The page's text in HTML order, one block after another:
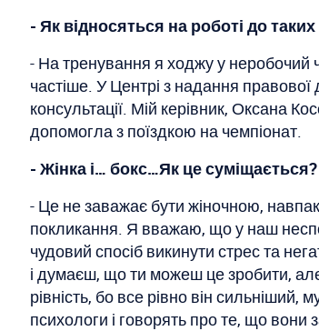
- Як відносяться на роботі до
- На тренування я ходжу у неробочий
частіше. У Центрі з надання
консультації. Мій керівник, Оксана
допомогла з поїздкою на чемпіонат.
- Жінка і… бокс…Як це
- Це не заважає бути жіночною,
покликання. Я вважаю, що у наш
чудовий спосіб викинути стрес та
і думаєш, що ти можеш це зробити,
рівність, бо все рівно він
психологи і говорять про те, що